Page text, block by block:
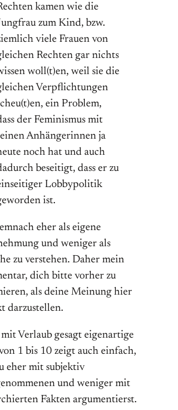
kamen wie die
zum Kind, bzw.
viele Frauen von
Rechten gar nichts
woll(t)en, weil sie die
Verpflichtungen
ein Problem,
der Feminismus mit
Anhängerinnen ja
noch hat und auch
beseitigt, dass er zu
Lobbypolitik
ist.
eher als eigene
und weniger als
zu verstehen. Daher mein
dich bitte vorher zu
als deine Meinung hier
darzustellen.
Verlaub gesagt eigenartige
1 bis 10 zeigt auch einfach,
eher mit subjektiv
und weniger mit
Fakten argumentierst.